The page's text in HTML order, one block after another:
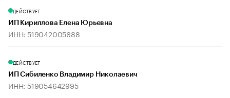
ДЕЙСТВУЕТ
ИП Кириллова Елена Юрьевна
ИНН: 519042005688
ДЕЙСТВУЕТ
ИП Сибиленко Владимир Николаевич
ИНН: 519054642995